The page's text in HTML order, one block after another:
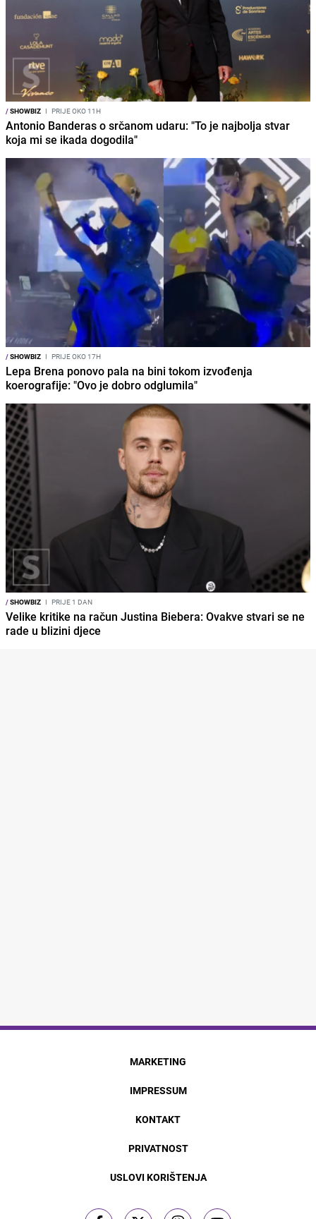
/SHOWBIZ I PRIJE OKO 11H
Antonio Banderas o srčanom udaru: "To je najbolja stvar
koja mi se ikada dogodila"
/SHOWBIZ I PRIJE OKO 17H
Lepa Brena ponovo pala na bini tokom izvođenja
koerografije: "Ovo je dobro odglumila"
/SHOWBIZ I PRIJE 1 DAN
Velike kritike na račun Justina Biebera: Ovakve stvari se ne
rade u blizini djece
MARKETING
IMPRESSUM
KONTAKT
PRIVATNOST
USLOVI KORIŠTENJA